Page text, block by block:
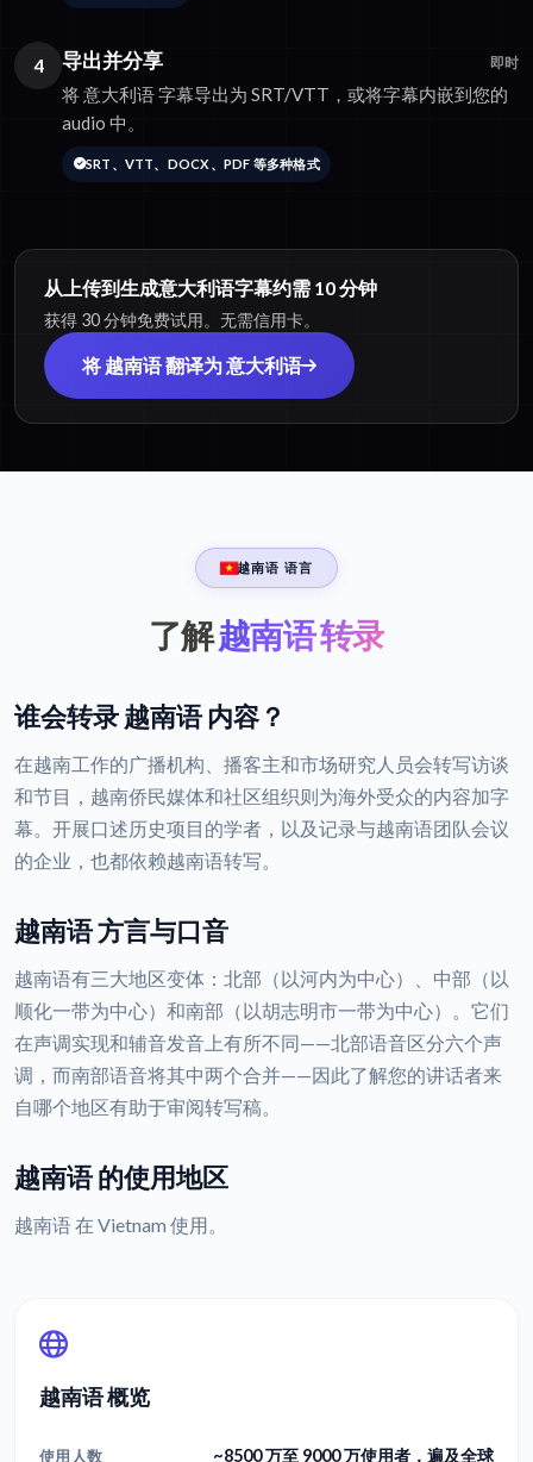
4 导出并分享 即时
将 意大利语 字幕导出为 SRT/VTT，或将字幕内嵌到您的
audio 中。
SRT、VTT、DOCX、PDF 等多种格式
从上传到生成意大利语字幕约需 10 分钟
获得 30 分钟免费试用。无需信用卡。
将 越南语 翻译为 意大利语
越南语 语言
了解越南语 转录
谁会转录 越南语 内容？
在越南工作的广播机构、播客主和市场研究人员会转写访谈
和节目，越南侨民媒体和社区组织则为海外受众的内容加字
幕。开展口述历史项目的学者，以及记录与越南语团队会议
的企业，也都依赖越南语转写。
越南语 方言与口音
越南语有三大地区变体：北部（以河内为中心）、中部（以
顺化一带为中心）和南部（以胡志明市一带为中心）。它们
在声调实现和辅音发音上有所不同——北部语音区分六个声
调，而南部语音将其中两个合并——因此了解您的讲话者来
自哪个地区有助于审阅转写稿。
越南语 的使用地区
越南语 在 Vietnam 使用。
越南语 概览
使用人数 ~8500 万至 9000 万使用者，遍及全球